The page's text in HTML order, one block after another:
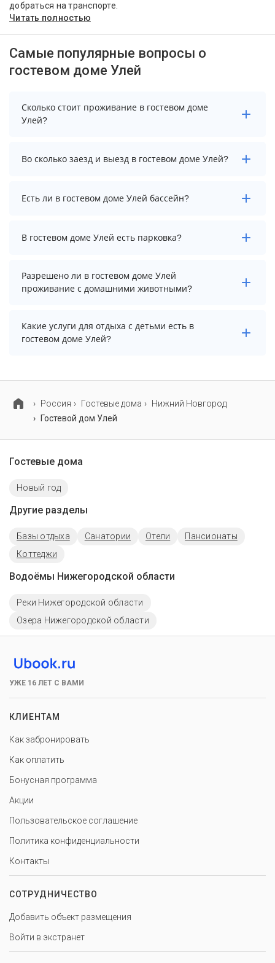
добраться на транспорте.
Читать полностью
Самые популярные вопросы о
гостевом доме Улей
Сколько стоит проживание в гостевом доме
Улей?
Стоимость проживания в гостевом доме Улей
начинается от 3474 рублей. Чтобы увидеть
Во сколько заезд и выезд в гостевом доме Улей?
Заезд возможен после 13:00, а выезд необходимо
осуществить до 12:00.
Есть ли в гостевом доме Улей бассейн?
В гостевом доме Улей нет бассейна.
В гостевом доме Улей есть парковка?
В гостевом доме Улей есть парковка, уточните
информацию перед бронированием у менеджера,
Разрешено ли в гостевом доме Улей
проживание с домашними животными?
Проживание с домашними животными запрещено.
Какие услуги для отдыха с детьми есть в
гостевом доме Улей?
Россия
Гостевые дома
Нижний Новгород
Гостевой дом Улей
Гостевые дома
Новый год
Другие разделы
Базы отдыха Санатории Отели
Пансионаты
Коттеджи
Водоёмы Нижегородской области
Реки Нижегородской области
Озера Нижегородской области
УЖЕ 16 ЛЕТ С ВАМИ
КЛИЕНТАМ
Как забронировать
Как оплатить
Бонусная программа
Акции
Пользовательское соглашение
Политика конфиденциальности
Контакты
СОТРУДНИЧЕСТВО
Добавить объект размещения
Войти в экстранет